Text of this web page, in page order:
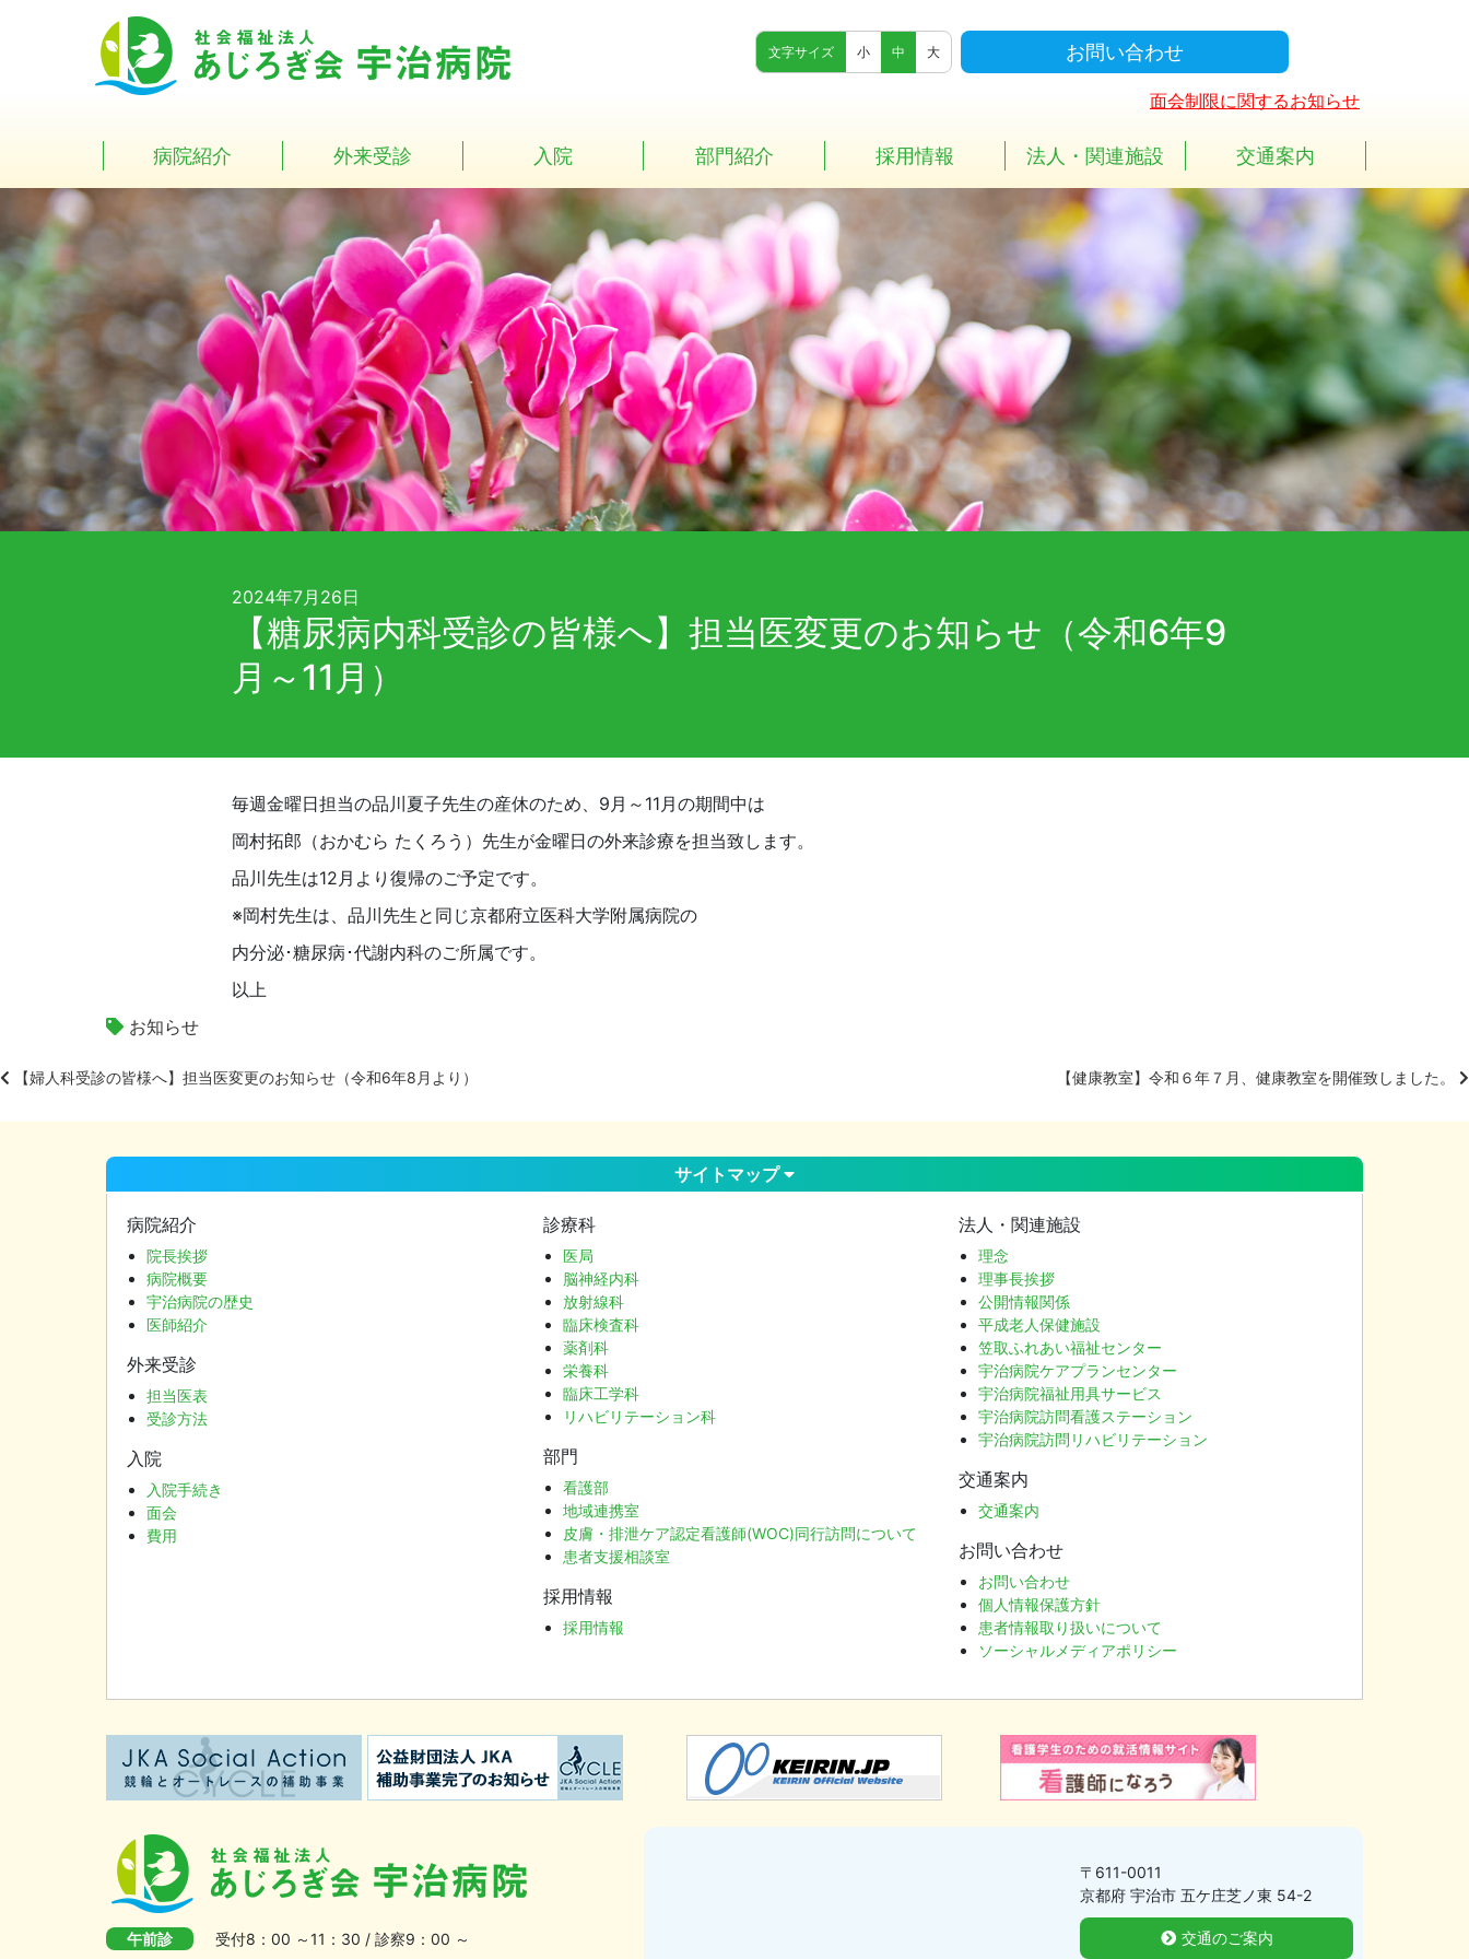
文字サイズ 小 中 大 お問い合わせ
面会制限に関するお知らせ
病院紹介 外来受診 入院 部門紹介 採用情報 法人・関連施設 交通案内
2024年7月26日
【糖尿病内科受診の皆様へ】担当医変更のお知らせ（令和6年9
月～11月）
毎週金曜日担当の品川夏子先生の産休のため、9月～11月の期間中は
岡村拓郎（おかむら たくろう）先生が金曜日の外来診療を担当致します。
品川先生は12月より復帰のご予定です。
※岡村先生は、品川先生と同じ京都府立医科大学附属病院の
内分泌･糖尿病･代謝内科のご所属です。
以上
お知らせ
投
【婦人科受診の皆様へ】担当医変更のお知らせ（令和6年8月より） 【健康教室】令和６年７月、健康教室を開催致しました。
サイトマップ
病院紹介
院長挨拶
病院概要
宇治病院の歴史
医師紹介
外来受診
担当医表
受診方法
入院
入院手続き
面会
費用
診療科
医局
脳神経内科
放射線科
臨床検査科
薬剤科
栄養科
臨床工学科
リハビリテーション科
部門
看護部
地域連携室
皮膚・排泄ケア認定看護師(WOC)同行訪問について
患者支援相談室
採用情報
採用情報
法人・関連施設
理念
理事長挨拶
公開情報関係
平成老人保健施設
笠取ふれあい福祉センター
宇治病院ケアプランセンター
宇治病院福祉用具サービス
宇治病院訪問看護ステーション
宇治病院訪問リハビリテーション
交通案内
交通案内
お問い合わせ
お問い合わせ
個人情報保護方針
患者情報取り扱いについて
ソーシャルメディアポリシー
午前診 受付8：00 ～11：30 / 診察9：00 ～
〒611-0011
京都府 宇治市 五ケ庄芝ノ東 54-2
交通のご案内